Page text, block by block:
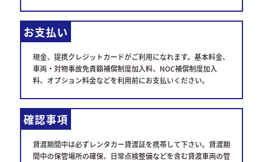
お支払い
現金、提携クレジットカードがご利用になれます。基本料金、
車両・対物事故免責額補償制度加入料、NOC補償制度加入
料、オプション料金などを利用前にお支払いください。
確認事項
貸渡期間中は必ずレンタカー貸渡証を携帯して下さい。貸渡期
間中の保管場所の確保、日常点検整備などを含む貸渡車両の管